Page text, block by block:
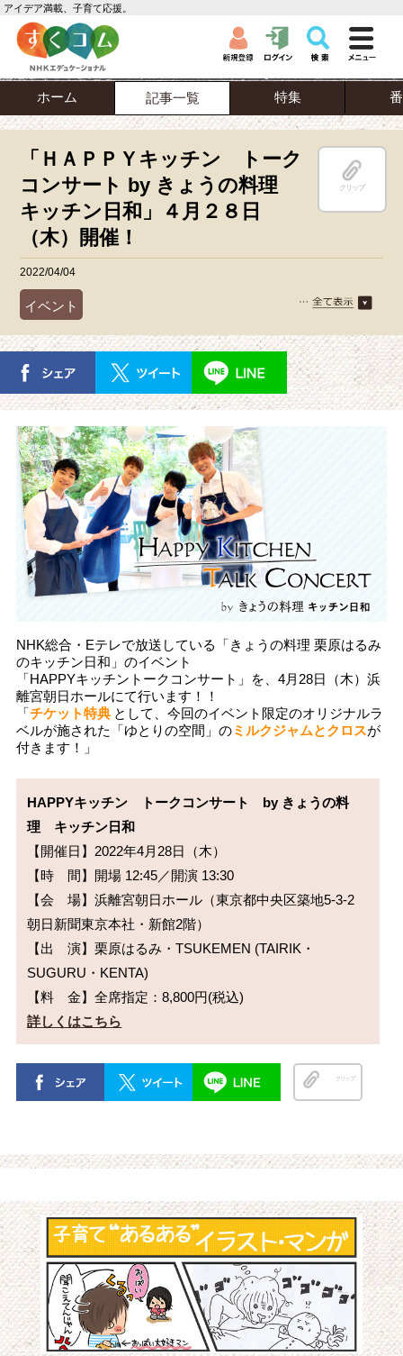
アイデア満載、子育て応援。
ホーム 記事一覧 特集
「ＨＡＰＰＹキッチン トーク
コンサート by きょうの料理
キッチン日和」４月２８日
（木）開催！
クリップ
2022/04/04
イベント
NHK総合・Eテレで放送している「きょうの料理 栗原はるみ
のキッチン日和」のイベント
「HAPPYキッチントークコンサート」を、4月28日（木）浜
離宮朝日ホールにて行います！！
「チケット特典として、今回のイベント限定のオリジナルラ
ベルが施された「ゆとりの空間」のミルクジャムとクロスが
付きます！」
HAPPYキッチン　トークコンサート　by きょうの料
理　キッチン日和
【開催日】2022年4月28日（木）
【時　間】開場 12:45／開演 13:30
【会　場】浜離宮朝日ホール（東京都中央区築地5-3-2
朝日新聞東京本社・新館2階）
【出　演】栗原はるみ・TSUKEMEN (TAIRIK・
SUGURU・KENTA)
詳しくはこちら
クリップ